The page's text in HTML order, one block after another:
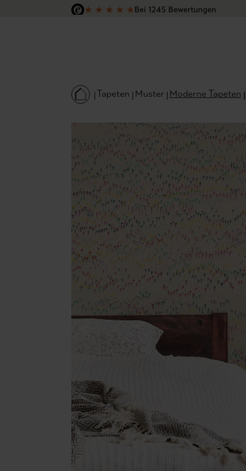
Hauptinhalt springen
Zur Suche springen
Zur Hauptnavigation springen
★ ★ ★ ★ ★Bei 1245 Bewertungen
Tapeten Muster Moderne Tapeten